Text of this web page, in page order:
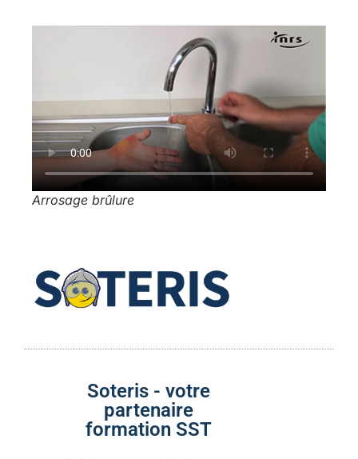
Arrosage brûlure
Soteris - votre
partenaire
formation SST